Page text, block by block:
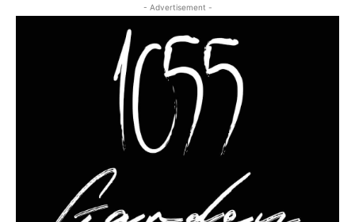
- Advertisement -